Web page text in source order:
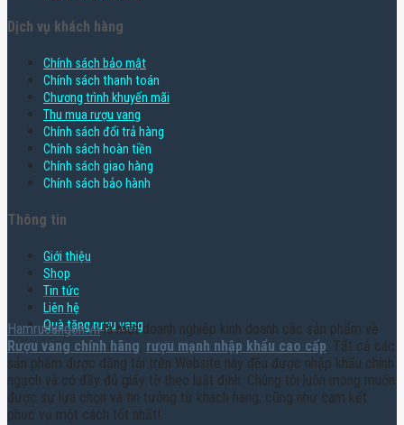
Dịch vụ khách hàng
Chính sách bảo mật
Chính sách thanh toán
Chương trình khuyến mãi
Thu mua rượu vang
Chính sách đổi trả hàng
Chính sách hoàn tiền
Chính sách giao hàng
Chính sách bảo hành
Thông tin
Giới thiệu
Shop
Tin tức
Liên hệ
Quà tặng rượu vang
Hamruoungon.vnlà một doanh nghiệp kinh doanh các sản phẩm về
Rượu vang chính hãng, rượu mạnh nhập khẩu cao cấp. Tất cả các
sản phẩm được đăng tải trên Website này đều được nhập khẩu chính
ngạch và có đầy đủ giấy tờ theo luật định. Chúng tôi luôn mong muốn
được sự lựa chọn và tin tưởng từ khách hàng, cũng như cam kết
phục vụ một cách tốt nhất!